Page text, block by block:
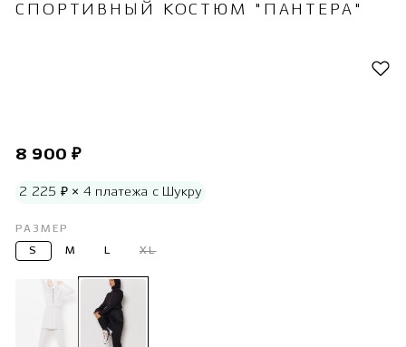
СПОРТИВНЫЙ КОСТЮМ "ПАНТЕРА"
8 900 ₽
2 225 ₽ × 4 платежа с Шукру
РАЗМЕР
S M XL